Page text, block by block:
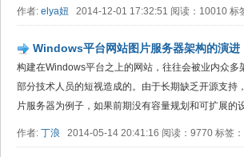
作者: elya妞 2014-12-01 17:32:51 阅读：10010 标
Windows平台网站图片服务器架构的演进
构建在Windows平台之上的网站，往往会被业内众多
部分技术人员的短视造成的。由于长期缺乏开源支持
片服务器为例子，如果前期没有容量规划和可扩展的
作者: 丁浪 2014-05-14 20:41:16 阅读：9770 标签：